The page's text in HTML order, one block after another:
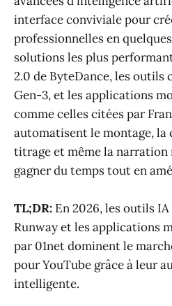
interface conviviale pour
professionnelles en
solutions les plus
2.0 de ByteDance, les outils
Gen-3, et les applications
comme celles citées par
automatisent le montage,
titrage et même la
gagner du temps tout en
TL;DR: En 2026, les outils
Runway et les applications
par 01net dominent le
pour YouTube grâce à leur
intelligente.